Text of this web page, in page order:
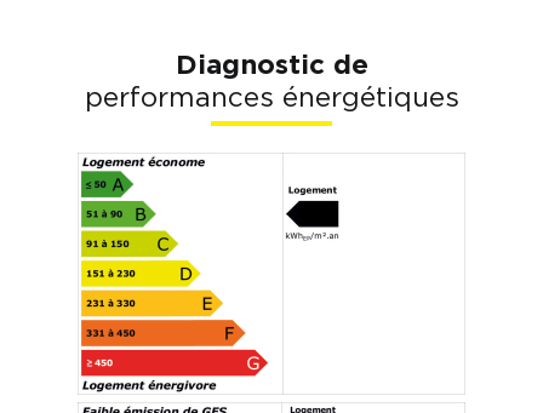
Diagnostic de
performances énergétiques